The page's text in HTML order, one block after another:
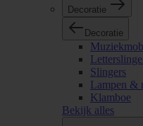
Decoratie
Decoratie
Slingers
Lampen &
Klamboe
Bekijk alles